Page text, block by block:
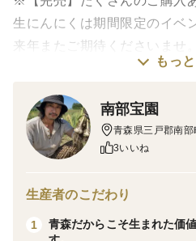
生にんにくは期間限定のイベ
来年またご期待くださいませ。
是非お早めのご注文をお待ち
※農産物のため、気候・天候
予めご了承くださいませ。
もっ
南部宝園
青森県三戸郡南部
3いいね
生産者のこだわり
1
青森だからこそ生まれた価